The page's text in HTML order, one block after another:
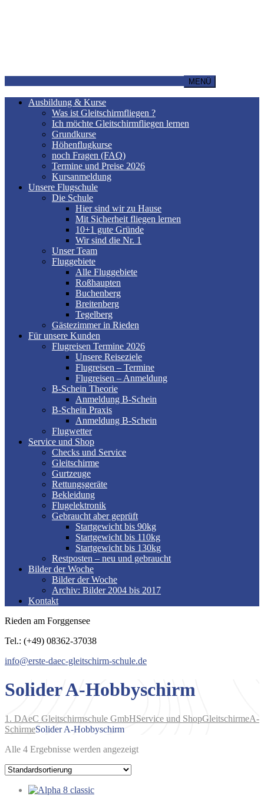
MENÜ
Ausbildung & Kurse
Was ist Gleitschirmfliegen ?
Ich möchte Gleitschirmfliegen lernen
Grundkurse
Höhenflugkurse
noch Fragen (FAQ)
Termine und Preise 2026
Kursanmeldung
Unsere Flugschule
Die Schule
Hier sind wir zu Hause
Mit Sicherheit fliegen lernen
10+1 gute Gründe
Wir sind die Nr. 1
Unser Team
Fluggebiete
Alle Fluggebiete
Roßhaupten
Buchenberg
Breitenberg
Tegelberg
Gästezimmer in Rieden
Für unsere Kunden
Flugreisen Termine 2026
Unsere Reiseziele
Flugreisen – Termine
Flugreisen – Anmeldung
B-Schein Theorie
Anmeldung B-Schein
B-Schein Praxis
Anmeldung B-Schein
Flugwetter
Service und Shop
Checks und Service
Gleitschirme
Gurtzeuge
Rettungsgeräte
Bekleidung
Flugelektronik
Gebraucht aber geprüft
Startgewicht bis 90kg
Startgewicht bis 110kg
Startgewicht bis 130kg
Restposten – neu und gebraucht
Bilder der Woche
Bilder der Woche
Archiv: Bilder 2004 bis 2017
Kontakt
Rieden am Forggensee
Tel.: (+49) 08362-37038
info@erste-daec-gleitschirm-schule.de
Solider A-Hobbyschirm
1. DAeC Gleitschirmschule GmbHService und ShopGleitschirmeA-
SchirmeSolider A-Hobbyschirm
Alle 4 Ergebnisse werden angezeigt